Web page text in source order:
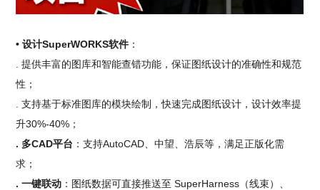
• 设计SuperWORKS软件 ：
. 提供丰富的图库和智能查错功能，保证图纸设计的准确性和规范
性；
. 支持基于标准图库的模块绘制，快速完成图纸设计，设计效率提
升30%-40%；
. 多CAD平台 ：支持AutoCAD、中望、浩辰等，满足正版化需
求；
. 一键联动 ：图纸数据可直接推送至 SuperHarness（线束）、